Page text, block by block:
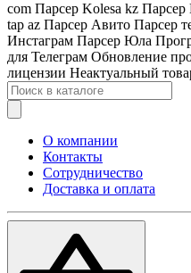
com Парсер Kolesa kz Парсер
tap az Парсер Авито Парсер
Инстаграм Парсер Юла
для Телеграм Обновление
лицензии Неактуальный
О компании
Контакты
Сотрудничество
Доставка и оплата